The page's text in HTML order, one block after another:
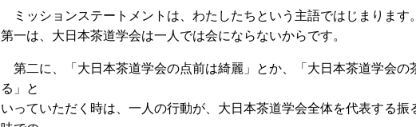
ミッションステートメントは、わたしたちという主語ではじまります
第一は、大日本茶道学会は一人では会にならないからです。
第二に、「大日本茶道学会の点前は綺麗」とか、「大日本茶道学会の
る」と
いっていただく時は、一人の行動が、大日本茶道学会全体を代表する振